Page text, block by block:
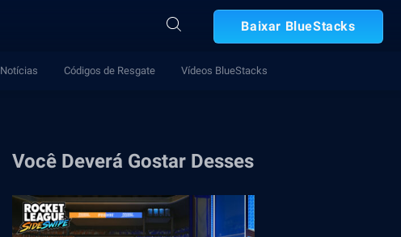
Baixar BlueStacks
Notícias Códigos de Resgate Vídeos BlueStacks
Você Deverá Gostar Desses